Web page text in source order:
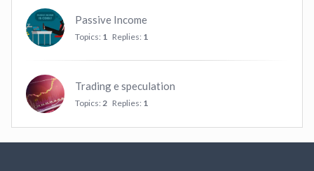
Passive Income
Topics: 1 Replies: 1
Trading e speculation
Topics: 2 Replies: 1